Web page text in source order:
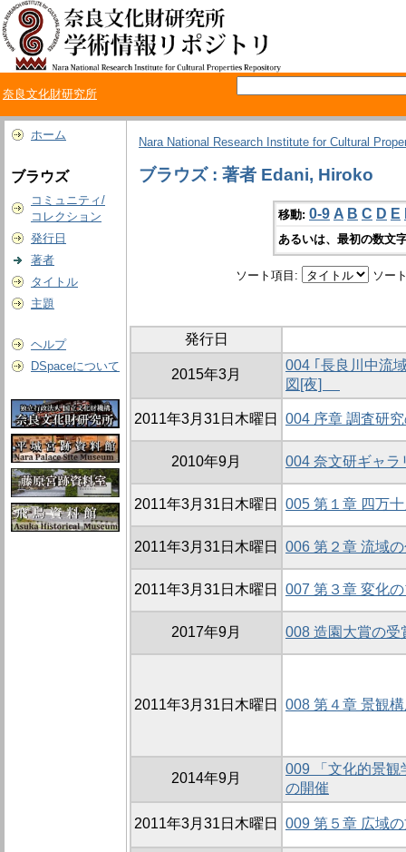
奈良文化財研究所
ホーム
ブラウズ
コミュニティ/
コレクション
発行日
著者
タイトル
主題
ヘルプ
DSpaceについて
Nara National Research Institute for Cultural
ブラウズ : 著者 Edani, Hiroko
移動: 0-9 A B C D E
あるいは、最初の数文
ソート項目: ソー
発行日
2015年3月
004 ｢長良川中流
図[夜]
2011年3月31日木曜日 004 序章 調査研
2010年9月 004 奈文研ギャラ
2011年3月31日木曜日 005 第１章 四万
2011年3月31日木曜日 006 第２章 流域
2011年3月31日木曜日 007 第３章 変化
2017年9月 008 造園大賞の受
2011年3月31日木曜日 008 第４章 景観
2014年9月
009 「文化的景観
の開催
2011年3月31日木曜日 009 第５章 広域